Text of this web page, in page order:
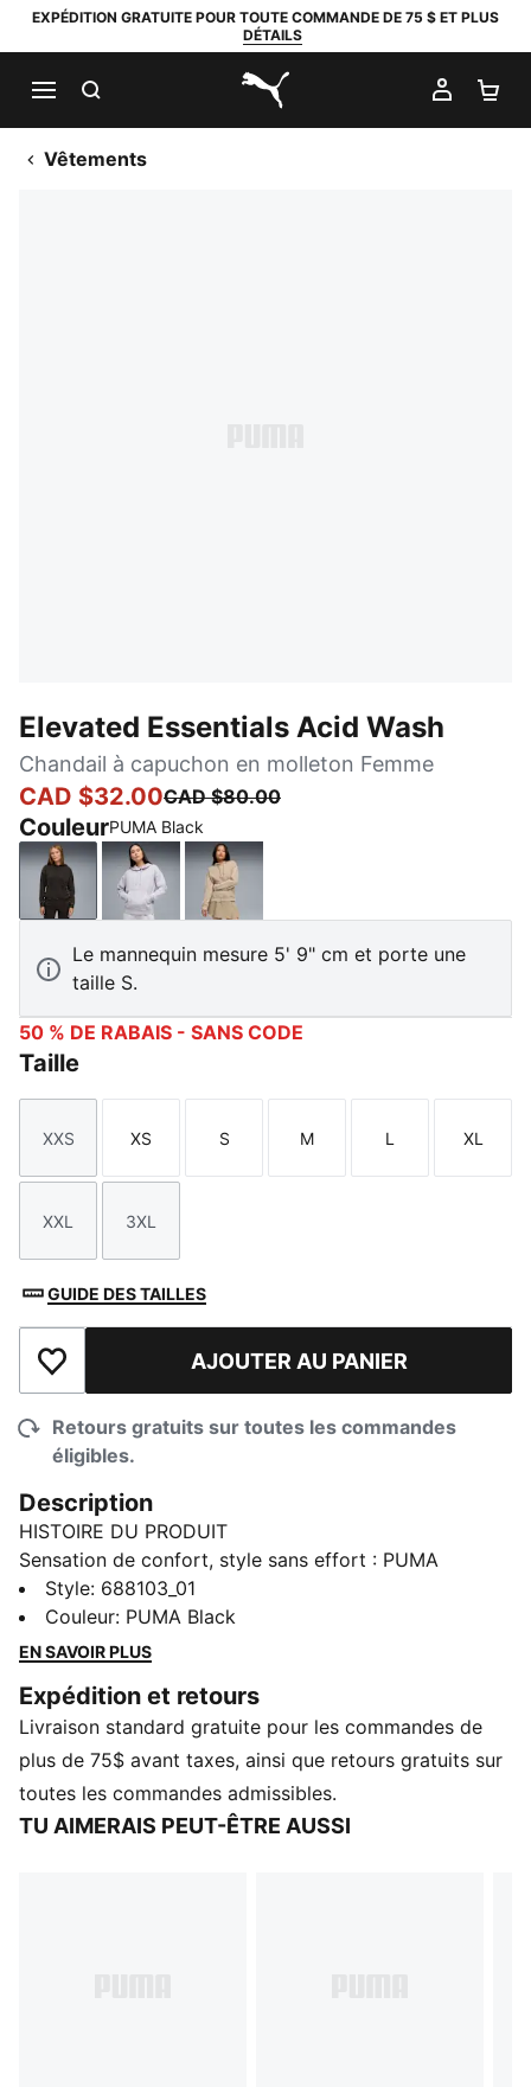
EXPÉDITION GRATUITE POUR TOUTE COMMANDE DE 75 $ ET PLUS
DÉTAILS
PUMA.com
MON
Vêtements
Elevated Essentials Acid Wash
Chandail à capuchon en molleton Femme
CAD $32.00CAD $80.00
CouleurPUMA Black
PUMA BlackLilac CrushIce Coffee
Le mannequin mesure 5' 9" cm et porte une
taille S.
50 % DE RABAIS - SANS CODE
Taille
Taille
XXS
Taille
XS
Taille
S
Taille
M
Taille
L
Taille
XL
Taille
XXL
Taille
3XL
GUIDE DES TAILLES
Ajouter à la liste de souhaits
AJOUTER AU PANIER
Retours gratuits sur toutes les commandes
éligibles.
Description
HISTOIRE DU PRODUIT
Sensation de confort, style sans effort : PUMA
Essentials Elevated monte le confort quotidien d’un
cran. Avec des détails inspirés du sport et une coupe
parfaite, ces morceaux ajoutent une touche raffinée à
vos tenues de tous les jours devraient toujours être
aussi agréables.
CARACTÉRISTIQUES ET AVANTAGES
Fabriqué à partir d’au moins 50 % de matériaux
recyclés.
Style: 688103_01
Couleur: PUMA Black
EN SAVOIR PLUS
Expédition et retours
Livraison standard gratuite pour les commandes de
plus de 75$ avant taxes, ainsi que retours gratuits sur
toutes les commandes admissibles.
TU AIMERAIS PEUT-ÊTRE AUSSI